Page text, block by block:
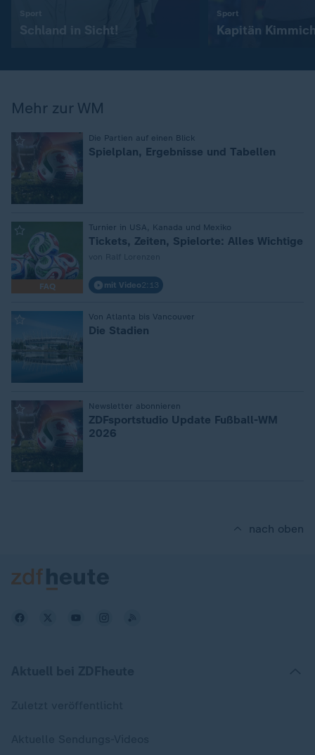
Schland in Sicht!
Sport
Kapitän
Mehr zur WM
Die Partien auf einen Blick
Spielplan, Ergebnisse und Tabellen
FAQ
Turnier in USA, Kanada und Mexiko
Tickets, Zeiten, Spielorte: Alles Wichtige
mit Video2:13
Von Atlanta bis Vancouver
Die Stadien
Newsletter abonnieren
ZDFsportstudio Update Fußball-WM
2026
nach oben